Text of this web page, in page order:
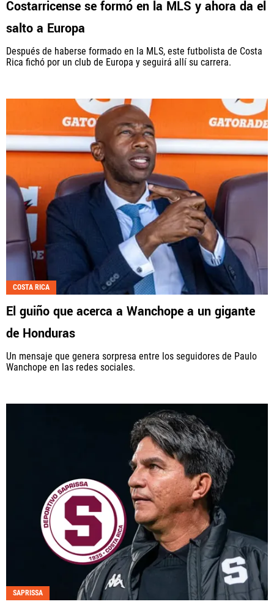
PANAMÁ
NICARAGUA
FÚTBOL INTERNACIONAL
QUIENES SOMOS STAFF | CONTACTO
Términos y Condiciones
Políticas de Privacidad
Política Editorial
Ad Choices
Fútbol Centroamérica, al igual que Futbol Sites, es
una compañía perteneciente a Better Collective.
Todos los derechos reservados.
Costarricense se formó en la MLS y ahora da el
salto a Europa
Después de haberse formado en la MLS, este futbolista de Costa
Rica fichó por un club de Europa y seguirá allí su carrera.
COSTA RICA
El guiño que acerca a Wanchope a un gigante
de Honduras
Un mensaje que genera sorpresa entre los seguidores de Paulo
Wanchope en las redes sociales.
SAPRISSA